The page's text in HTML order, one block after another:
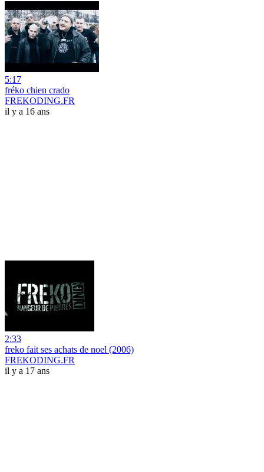
5:17
fréko chien crado
FREKODING.FR
il y a 16 ans
2:33
freko fait ses achats de noel (2006)
FREKODING.FR
il y a 17 ans